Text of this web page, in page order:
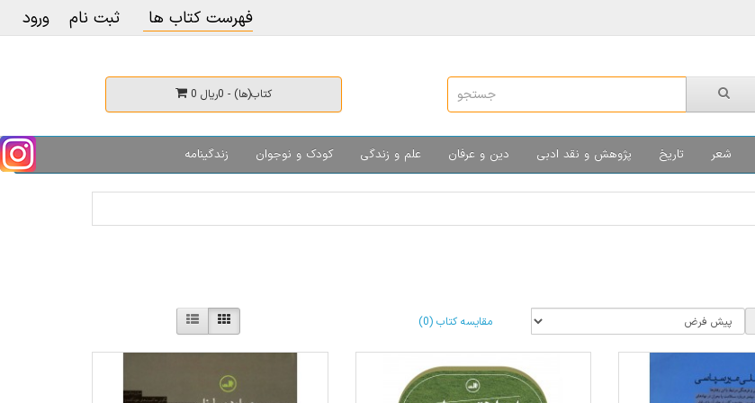
فهرست کتاب ها ثبت نام ورود
0 کتاب(ها) - 0ریال
شعر تاریخ پژوهش و نقد ادبی دین و عرفان علم و زندگی کودک و نوجوان زندگینامه
مقایسه کتاب (0)